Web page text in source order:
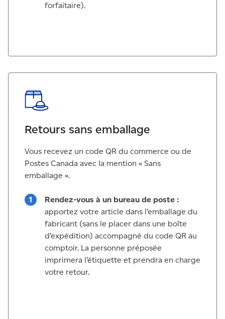
forfaitaire).
Retours sans emballage
Vous recevez un code QR du commerce ou de
Postes Canada avec la mention « Sans
emballage ».
Rendez-vous à un bureau de poste :
apportez votre article dans l’emballage du
fabricant (sans le placer dans une boîte
d’expédition) accompagné du code QR au
comptoir. La personne préposée
imprimera l’étiquette et prendra en charge
votre retour.